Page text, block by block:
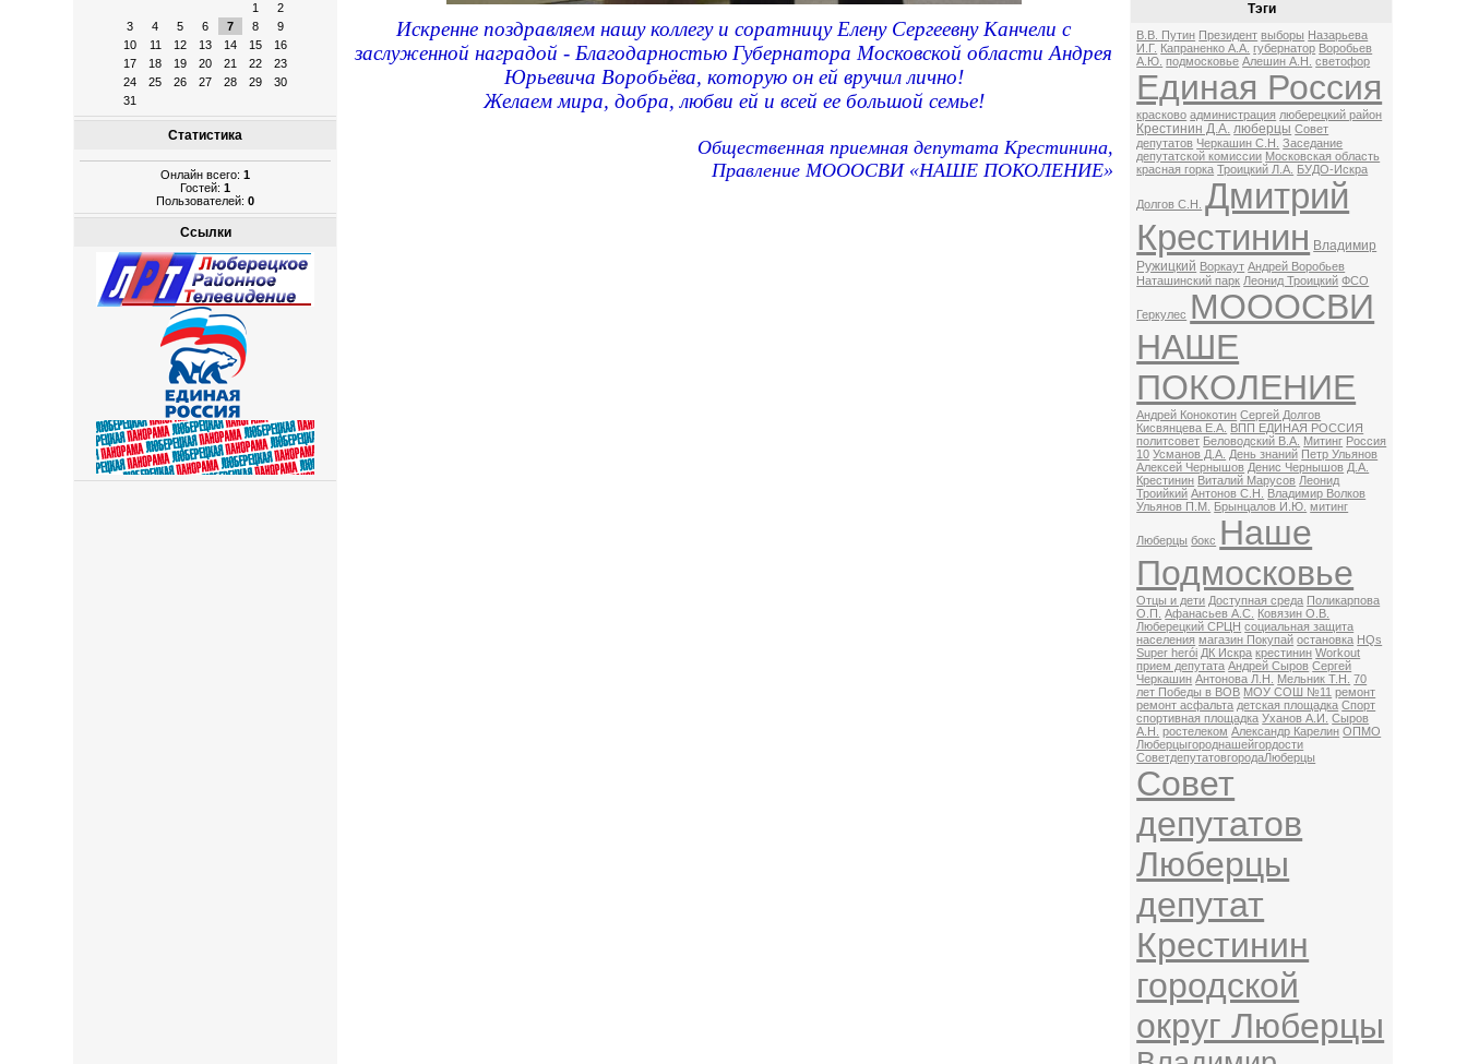
1
2
3
4 5 6 7 8
9
10
11 12 13 14 15
16
17
18 19 20 21 22
23
24
25 26 27 28 29
30
31
Статистика
Онлайн всего:1
Гостей:1
Пользователей:0
Ссылки
Искренне поздравляем нашу коллегу и соратницу Елену Сергеевну Канчели с
заслуженной наградой - Благодарностью Губернатора Московской области Андрея
Юрьевича Воробьёва, которую он ей вручил лично!
Желаем мира, добра, любви ей и всей ее большой семье!
Общественная приемная депутата Крестинина,
Правление МОООСВИ «НАШЕ ПОКОЛЕНИЕ»
Тэги
В.В. Путин Президент выборы Назарьева
И.Г. Капраненко А.А. губернатор Воробьев
А.Ю. подмосковье Алешин А.Н. светофор
Единая Россия
красково администрация люберецкий район
Крестинин Д.А. люберцы Совет
депутатов Черкашин С.Н.
Заседание
депутатской комиссии Московская область
красная горка Троицкий Л.А. БУДО-Искра
Долгов С.Н.
Дмитрий
Крестинин Владимир
Ружицкий Воркаут Андрей Воробьев
Наташинский парк Леонид Троицкий ФСО
Геркулес МОООСВИ
НАШЕ
ПОКОЛЕНИЕ
Андрей Конокотин Сергей Долгов
Кисвянцева Е.А. ВПП ЕДИНАЯ РОССИЯ
политсовет Беловодский В.А. Митинг Россия
10 Усманов Д.А. День знаний Петр Ульянов
Алексей Чернышов Денис Чернышов Д.А.
Крестинин Виталий Марусов Леонид
Троийкий Антонов С.Н.
Владимир Волков
Ульянов П.М. Брынцалов И.Ю. митинг
Люберцы бокс Наше
Подмосковье
Отцы и дети Доступная среда Поликарпова
О.П.
Афанасьев А.С. Ковязин О.В.
Люберецкий СРЦН социальная защита
населения магазин Покупай остановка HQs
Super herói ДК Искра крестинин Workout
прием депутата Андрей Сыров Сергей
Черкашин Антонова Л.Н. Мельник Т.Н.
70
лет Победы в ВОВ МОУ СОШ №11 ремонт
ремонт асфальта детская площадка Спорт
спортивная площадка Уханов А.И.
Сыров
А.Н.
ростелеком Александр Карелин ОПМО
Люберцыгороднашейгордости
СоветдепутатовгородаЛюберцы
Совет
депутатов
Люберцы
депутат
Крестинин
городской
округ Люберцы